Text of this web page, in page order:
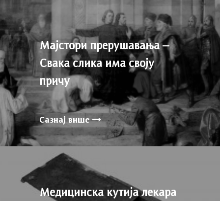
Мајстори прерушавања –
Свака слика има своју
причу
Сазнај више
Медицинска кутија лекара